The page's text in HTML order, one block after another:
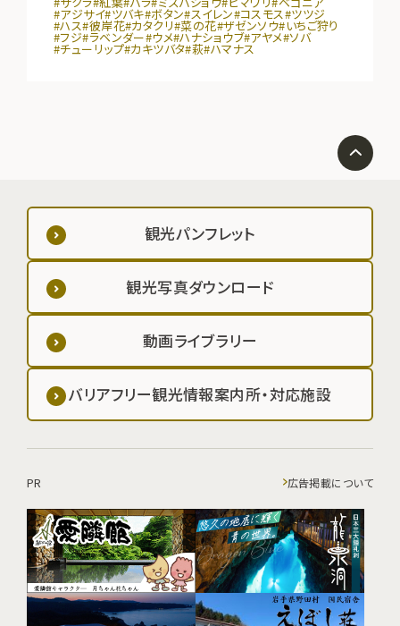
#アジサイ#ツバキ#ボタン#スイレン#コスモス#ツツジ
#ハス#彼岸花#カタクリ#菜の花#ザゼンソウ#いちご狩り
#フジ#ラベンダー#ウメ#ハナショウブ#アヤメ#ソバ
#チューリップ#カキツバタ#萩#ハマナス
観光パンフレット
観光写真ダウンロード
動画ライブラリー
バリアフリー観光情報案内所・対応施設
PR 広告掲載について